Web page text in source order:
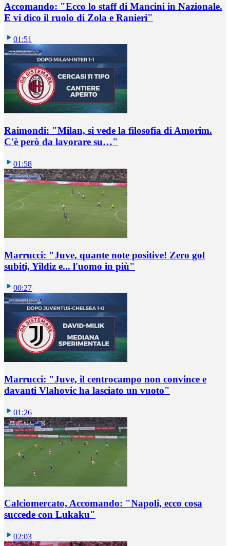
Accomando: "Ecco lo staff di Mancini in Nazionale.
E vi dico il ruolo di Zola e Ranieri"
01:51
Raimondi: "Milan, si vede la filosofia di Amorim.
C'è però da lavorare su…"
01:58
Marrucci: "Juve, quante note positive! Zero gol
subiti, Yildiz e... l'uomo in più"
00:27
Marrucci: "Juve, il centrocampo non convince e
davanti Vlahovic ha lasciato un vuoto"
01:26
Calciomercato, Accomando: "Napoli, ecco cosa
succede con Lukaku"
02:03